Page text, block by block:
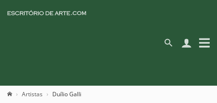
Artistas Duílio Galli